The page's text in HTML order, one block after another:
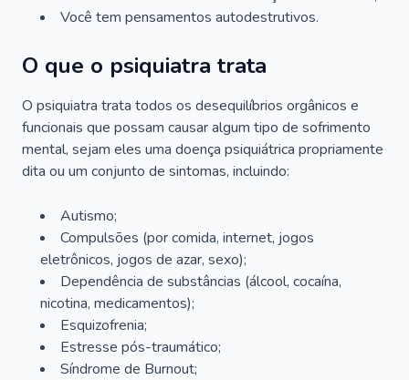
Você tem pensamentos autodestrutivos.
O que o psiquiatra trata
O psiquiatra trata todos os desequilíbrios orgânicos e
funcionais que possam causar algum tipo de sofrimento
mental, sejam eles uma doença psiquiátrica propriamente
dita ou um conjunto de sintomas, incluindo:
Autismo;
Compulsões (por comida, internet, jogos
eletrônicos, jogos de azar, sexo);
Dependência de substâncias (álcool, cocaína,
nicotina, medicamentos);
Esquizofrenia;
Estresse pós-traumático;
Síndrome de Burnout;